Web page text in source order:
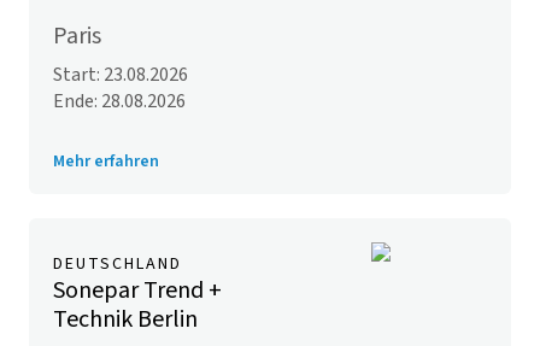
Paris
Start: 23.08.2026
Ende: 28.08.2026
Mehr erfahren
DEUTSCHLAND
Sonepar Trend +
Technik Berlin